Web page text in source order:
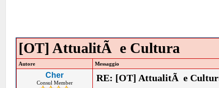
[OT] AttualitÃ e Cultura
Autore Messaggio
Cher
Consul Member RE: [OT] AttualitÃ e